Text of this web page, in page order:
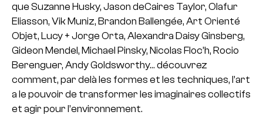
que Suzanne Husky, Jason deCaires Taylor, Olafur
Eliasson, Vik Muniz, Brandon Ballengée, Art Orienté
Objet, Lucy + Jorge Orta, Alexandra Daisy Ginsberg,
Gideon Mendel, Michael Pinsky, Nicolas Floc’h, Rocio
Berenguer, Andy Goldsworthy… découvrez
comment, par delà les formes et les techniques, l’art
a le pouvoir de transformer les imaginaires collectifs
et agir pour l’environnement.